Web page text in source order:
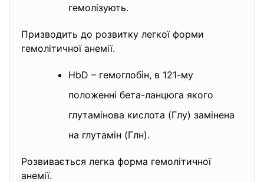
гемолізують.
Призводить до розвитку легкої форми
гемолітичної анемії.
HbD – гемоглобін, в 121-му
положенні бета-ланцюга якого
глутамінова кислота (Глу) замінена
на глутамін (Глн).
Розвивається легка форма гемолітичної
анемії.